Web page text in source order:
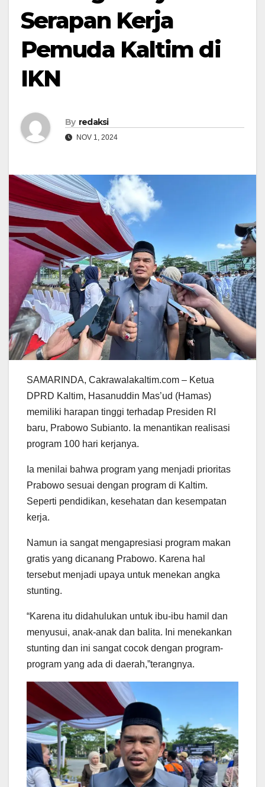
Serapan Kerja
Pemuda Kaltim di
IKN
By redaksi
NOV 1, 2024
SAMARINDA, Cakrawalakaltim.com – Ketua
DPRD Kaltim, Hasanuddin Mas’ud (Hamas)
memiliki harapan tinggi terhadap Presiden RI
baru, Prabowo Subianto. Ia menantikan realisasi
program 100 hari kerjanya.
Ia menilai bahwa program yang menjadi prioritas
Prabowo sesuai dengan program di Kaltim.
Seperti pendidikan, kesehatan dan kesempatan
kerja.
Namun ia sangat mengapresiasi program makan
gratis yang dicanang Prabowo. Karena hal
tersebut menjadi upaya untuk menekan angka
stunting.
“Karena itu didahulukan untuk ibu-ibu hamil dan
menyusui, anak-anak dan balita. Ini menekankan
stunting dan ini sangat cocok dengan program-
program yang ada di daerah,”terangnya.